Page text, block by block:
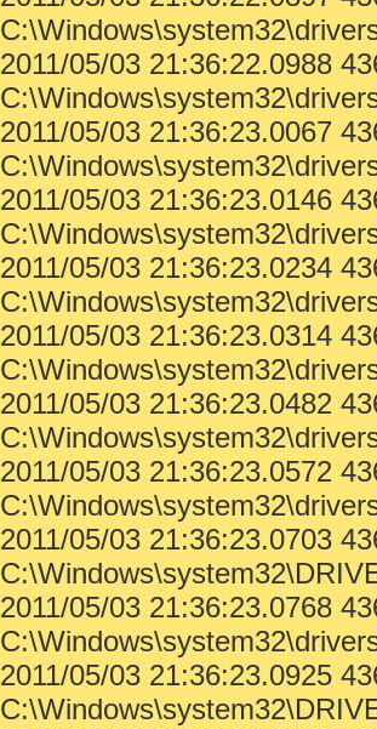
seconds with 2700 seconds of
Error - 02.12.2010 06:17:31 |
Description = ID: 1, Application
12.0.6545.5000, Microsoft Office
seconds with 0 seconds of active
Error - 16.01.2011 07:58:09 |
Description = ID: 1, Application
12.0.6545.5000, Microsoft Office
seconds with 60 seconds of active
Error - 09.02.2011 19:10:07 |
Description = ID: 1, Application
12.0.6545.5000, Microsoft Office
seconds with 0 seconds of active
Error - 21.02.2011 18:00:15 |
Description = ID: 1, Application
12.0.6545.5000, Microsoft Office
seconds with 0 seconds of active
Error - 23.02.2011 17:43:16 |
Description = ID: 1, Application
12.0.6545.5000, Microsoft Office
seconds with 60 seconds of active
Error - 07.03.2011 04:36:13 |
Description = ID: 3, Application
Version: 12.0.6500.5000,
lasted 66871 seconds with 8160
a crash.
Error - 28.03.2011 13:24:26 |
Description = ID: 1, Application
12.0.6545.5000, Microsoft Office
seconds with 0 seconds of active
[ System Events ]
2011/05/03 21:36:22.0988
2011/05/03 21:36:23.0067
2011/05/03 21:36:23.0146
2011/05/03 21:36:23.0234
2011/05/03 21:36:23.0314
2011/05/03 21:36:23.0482
2011/05/03 21:36:23.0572
2011/05/03 21:36:23.0703
2011/05/03 21:36:23.0768
2011/05/03 21:36:23.0925